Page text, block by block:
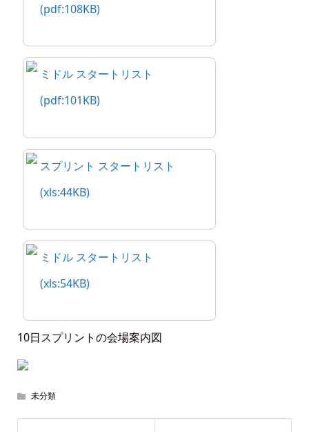
(pdf:108KB)
ミドル スタートリスト
(pdf:101KB)
スプリント スタートリスト
(xls:44KB)
ミドル スタートリスト
(xls:54KB)
10日スプリントの会場案内図
未分類